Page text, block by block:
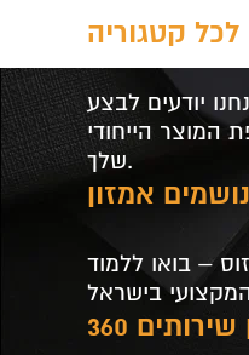
קטגוריה
יודעים לבצע
המוצר הייחודי
שלך.
אמזון
– בואו ללמוד
360